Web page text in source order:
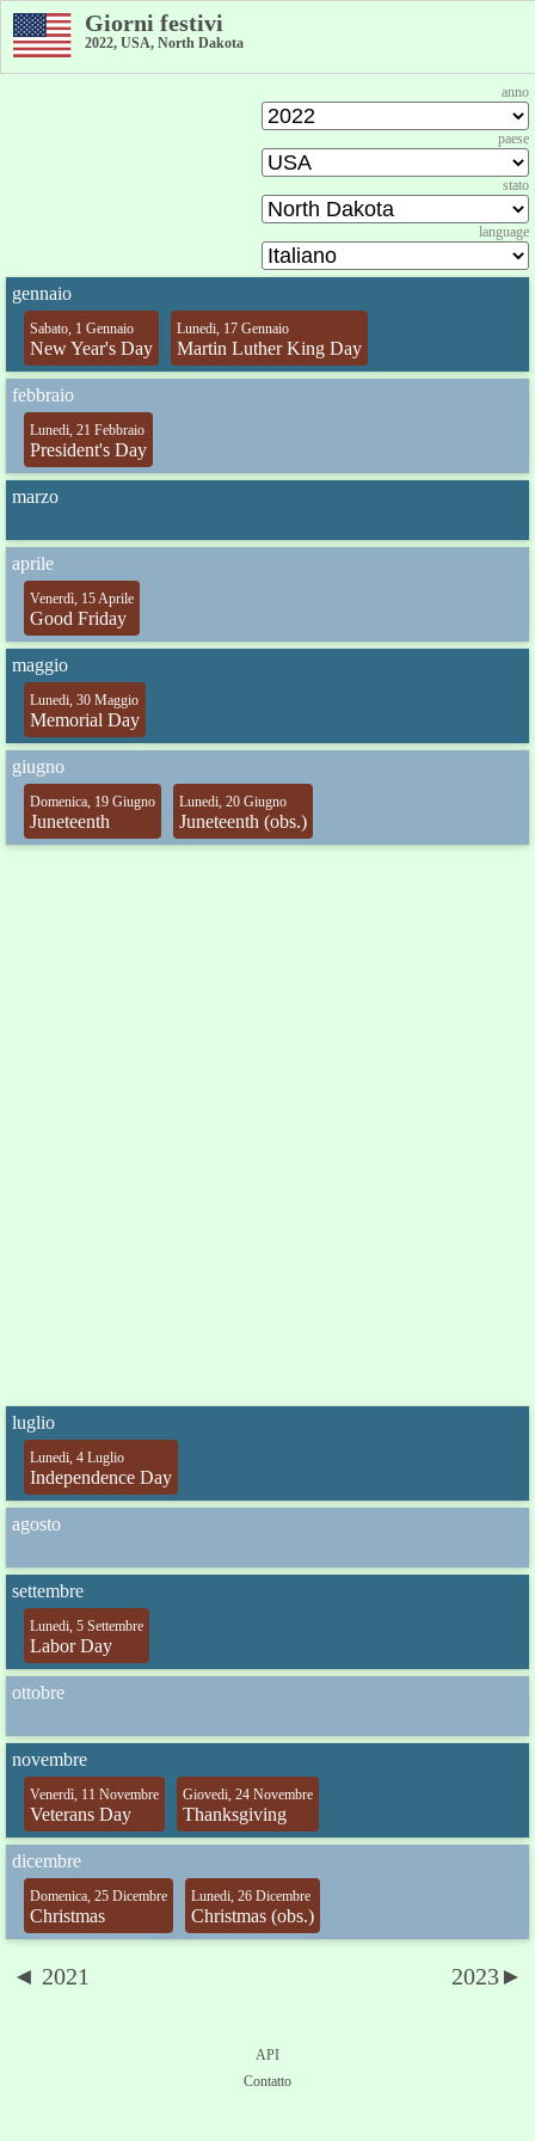
Giorni festivi
2022, USA, North Dakota
anno
paese
stato
language
gennaio
Sabato, 1 Gennaio
New Year's Day
Lunedi, 17 Gennaio
Martin Luther King Day
febbraio
Lunedi, 21 Febbraio
President's Day
marzo
aprile
Venerdì, 15 Aprile
Good Friday
maggio
Lunedi, 30 Maggio
Memorial Day
giugno
Domenica, 19 Giugno
Juneteenth
Lunedi, 20 Giugno
Juneteenth (obs.)
luglio
Lunedi, 4 Luglio
Independence Day
agosto
settembre
Lunedi, 5 Settembre
Labor Day
ottobre
novembre
Venerdì, 11 Novembre
Veterans Day
Giovedi, 24 Novembre
Thanksgiving
dicembre
Domenica, 25 Dicembre
Christmas
Lunedi, 26 Dicembre
Christmas (obs.)
◄ 2021 2023►
API
Contatto